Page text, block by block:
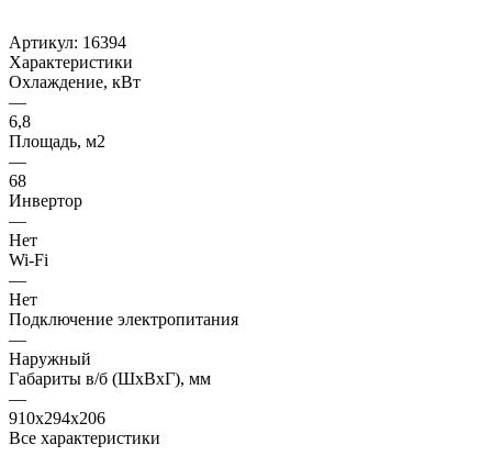
Артикул: 16394
Характеристики
Охлаждение, кВт
—
6,8
Площадь, м2
—
68
Инвертор
—
Нет
Wi-Fi
—
Нет
Подключение электропитания
—
Наружный
Габариты в/б (ШхВхГ), мм
—
910x294x206
Все характеристики